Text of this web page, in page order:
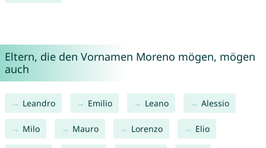
Eltern, die den Vornamen Moreno mögen, mögen
auch
Leandro Emilio Leano Alessio
Milo Mauro Lorenzo Elio